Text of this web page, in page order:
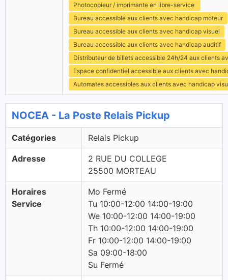
Photocopieur / imprimante en libre-service
Bureau accessible aux clients avec handicap moteur
Bureau accessible aux clients avec handicap visuel
Bureau accessible aux clients avec handicap auditif
Distributeur de billets accessible 24h/24 aux clients
Espace confidentiel accessible aux clients avec
Automates accessibles aux clients avec handicap
NOCEA - La Poste Relais Pickup
Catégories Relais Pickup
Adresse
2 RUE DU COLLEGE
25500 MORTEAU
Horaires
Service
Mo Fermé
Tu 10:00-12:00 14:00-19:00
We 10:00-12:00 14:00-19:00
Th 10:00-12:00 14:00-19:00
Fr 10:00-12:00 14:00-19:00
Sa 09:00-18:00
Su Fermé